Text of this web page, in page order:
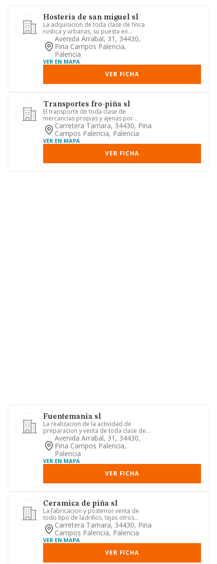
Hosteria de san miguel sl
La adquisicion de toda clase de finca
rustica y urbanas, su puesta en
explotacion, urbanizacion, pa...
Avenida Arrabal, 31, 34430,
Pina Campos Palencia,
Palencia
VER EN MAPA
VER FICHA
Transportes fro-piña sl
El transporte de toda clase de
mercancias propias y ajenas por
carretera.
Carretera Tamara, 34430, Pina
Campos Palencia, Palencia
VER EN MAPA
VER FICHA
Fuentemania sl
La realizacion de la actividad de
preparacion y venta de toda clase de
comidas y bebidas (restauran...
Avenida Arrabal, 31, 34430,
Pina Campos Palencia,
Palencia
VER EN MAPA
VER FICHA
Ceramica de piña sl
La fabricacion y posterior venta de
todo tipo de ladrillos, tejas otros
derivados del barro y cuant...
Carretera Tamara, 34430, Pina
Campos Palencia, Palencia
VER EN MAPA
VER FICHA